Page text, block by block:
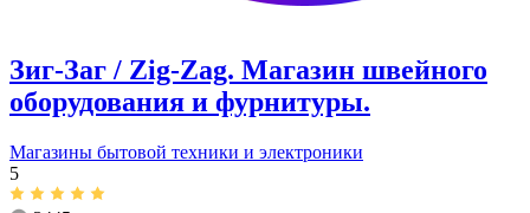
Зиг-Заг / Zig-Zag. Магазин швейного
оборудования и фурнитуры.
Магазины бытовой техники и электроники
5